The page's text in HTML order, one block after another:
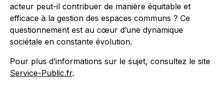
acteur peut-il contribuer de manière équitable et
efficace à la gestion des espaces communs ? Ce
questionnement est au cœur d’une dynamique
sociétale en constante évolution.
Pour plus d’informations sur le sujet, consultez le site
Service-Public.fr.